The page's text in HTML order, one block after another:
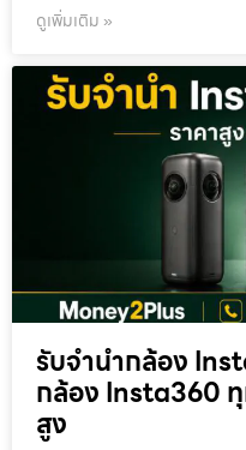
ดูเพิ่มเติม »
รับจำนำกล้อง
กล้อง Insta360
สูง